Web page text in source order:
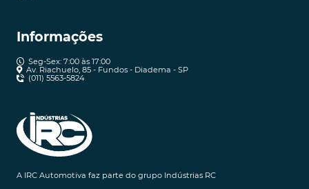
Informações
Seg-Sex: 7:00 às 17:00
Av. Riachuelo, 85 - Fundos - Diadema - SP
(011) 5563-5824
A IRC Automotiva faz parte do grupo Indústrias RC